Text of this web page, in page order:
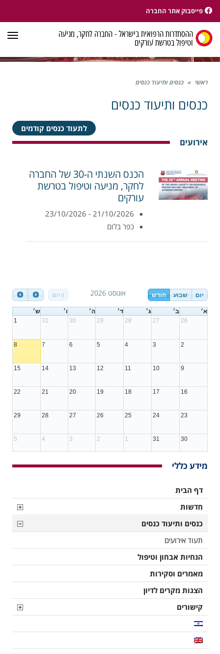
פייסבוק אתר החברה
ההסתדרות הרפואית בישראל - החברה לחקר, מניעה
וטיפול בטרשת עורקים
ראשי » כנסים ותיעוד כנסים
כנסים ותיעוד כנסים
לתעוד כנסים קודמים
אירועים
הכנס השנתי ה-30 של החברה
לחקר, מניעה וטיפול בטרשת
עורקים
21/10/2026 - 23/10/2026
כפר בלום
היום חודש שבוע יום אוגוסט 2026
ש׳ ו׳ ה׳ ד׳ ג׳ ב׳
א׳
1
31 30 29 28 27 26
8 7 6 5 4 3 2
15 14 13 12 11 10 9
22 21 20 19 18 17 16
29 28 27 26 25 24 23
5 4 3 2 1 31 30
מידע כללי
דף הבית
חדשות
כנסים ותיעוד כנסים
תעוד אירועים
הנחיות אבחון וטיפול
מאמרים וסקירות
הצגות מקרים לדיון
קישורים